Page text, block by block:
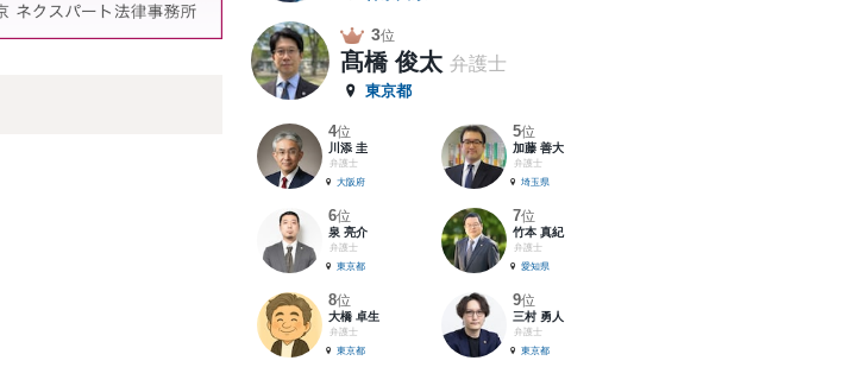
3位
髙橋 俊太 弁護士
東京都
4位
川添 圭
弁護士
大阪府
5位
加藤 善大
弁護士
埼玉県
6位
泉 亮介
弁護士
東京都
7位
竹本 真紀
弁護士
愛知県
8位
大橋 卓生
弁護士
東京都
9位
三村 勇人
弁護士
東京都